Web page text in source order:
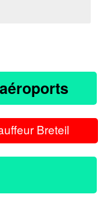
Breteil